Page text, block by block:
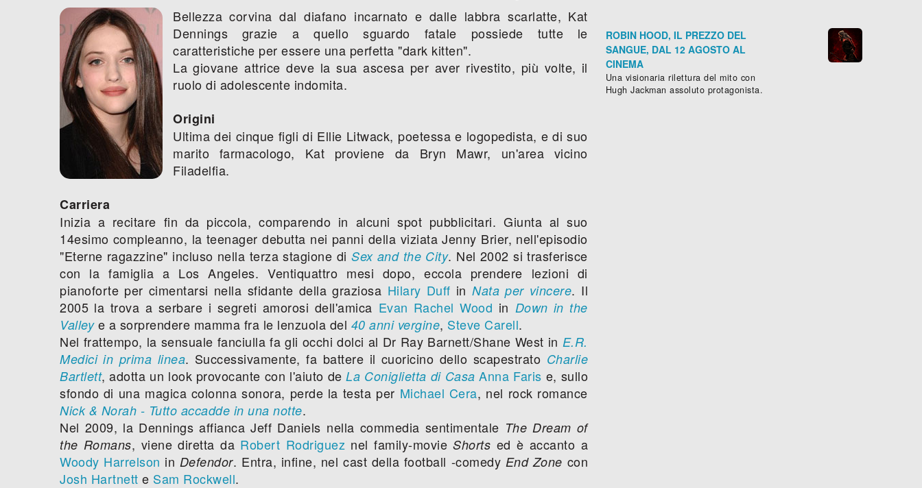
Bellezza corvina dal diafano incarnato e dalle labbra scarlatte, Kat
Dennings grazie a quello sguardo fatale possiede tutte le
caratteristiche per essere una perfetta "dark kitten".
La giovane attrice deve la sua ascesa per aver rivestito, più volte, il
ruolo di adolescente indomita.
Origini
Ultima dei cinque figli di Ellie Litwack, poetessa e logopedista, e di suo
marito farmacologo, Kat proviene da Bryn Mawr, un'area vicino
Filadelfia.
Carriera
Inizia a recitare fin da piccola, comparendo in alcuni spot pubblicitari. Giunta al suo
14esimo compleanno, la teenager debutta nei panni della viziata Jenny Brier, nell'episodio
"Eterne ragazzine" incluso nella terza stagione di Sex and the City. Nel 2002 si trasferisce
con la famiglia a Los Angeles. Ventiquattro mesi dopo, eccola prendere lezioni di
pianoforte per cimentarsi nella sfidante della graziosa Hilary Duff inNata per vincere. Il
2005 la trova a serbare i segreti amorosi dell'amica Evan Rachel Wood in Down in the
Valleye a sorprendere mamma fra le lenzuola del 40 anni vergine, Steve Carell.
Nel frattempo, la sensuale fanciulla fa gli occhi dolci al Dr Ray Barnett/Shane West in E.R.
Medici in prima linea. Successivamente, fa battere il cuoricino dello scapestrato Charlie
Bartlett, adotta un look provocante con l'aiuto deLa Coniglietta di Casa Anna Faris e, sullo
sfondo di una magica colonna sonora, perde la testa per Michael Cera, nel rock romance
Nick & Norah - Tutto accadde in una notte.
Nel 2009, la Dennings affianca Jeff Daniels nella commedia sentimentale The Dream of
the Romans, viene diretta da Robert Rodriguez nel family-movieShorts ed è accanto a
Woody Harrelson in Defendor. Entra, infine, nel cast della football -comedy End Zone con
Josh Hartnett e Sam Rockwell.
ROBIN HOOD, IL PREZZO DEL
SANGUE, DAL 12 AGOSTO AL
CINEMA
Una visionaria rilettura del mito con
Hugh Jackman assoluto protagonista.